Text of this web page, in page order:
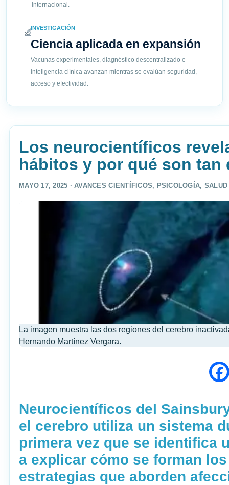
internacional.
INVESTIGACIÓN
Ciencia aplicada en expansión
Vacunas experimentales, diagnóstico descentralizado e
inteligencia clínica avanzan mientras se evalúan seguridad,
acceso y efectividad.
Los neurocientíficos
hábitos y por qué son tan
MAYO 17, 2025 ·AVANCES CIENTÍFICOS, PSICOLOGÍA,
La imagen muestra las dos regiones del cerebro
Hernando Martínez Vergara.
Neurocientíficos del
el cerebro utiliza un sistema
primera vez que se identifica
a explicar cómo se forman
estrategias que aborden